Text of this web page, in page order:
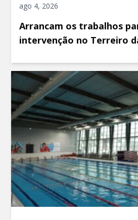
ago 4, 2026
Arrancam os trabalhos
intervenção no Terreiro